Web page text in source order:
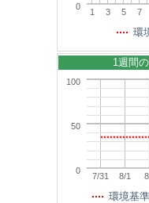
1 3 5 7
0
環
7/31 8/1
0
50
100
1週間
環境基